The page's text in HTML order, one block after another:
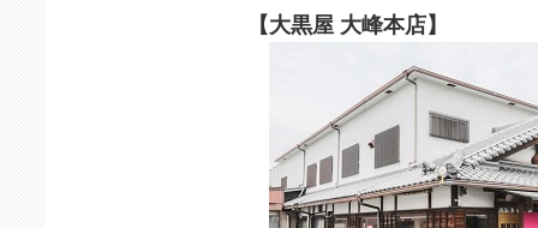
【大黒屋 大峰本店】